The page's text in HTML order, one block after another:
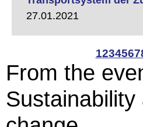
27.01.2021
1234567
From the